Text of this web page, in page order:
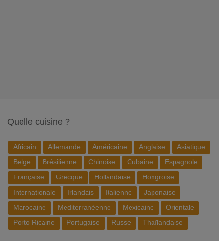
Quelle cuisine ?
Africain Allemande Américaine Anglaise
Asiatique
Belge
Brésilienne Chinoise Cubaine
Espagnole
Française
Grecque Hollandaise
Hongroise
Internationale
Irlandais Italienne
Japonaise
Marocaine
Mediterranéenne Mexicaine
Orientale
Porto Ricaine
Portugaise Russe Thaïlandaise